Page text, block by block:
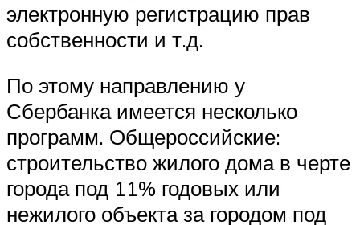
электронную регистрацию прав
собственности и т.д.
По этому направлению у
Сбербанка имеется несколько
программ. Общероссийские:
строительство жилого дома в черте
города под 11% годовых или
нежилого объекта за городом под